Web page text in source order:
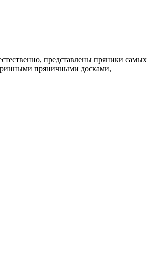
представлены пряники самых
пряничными досками,